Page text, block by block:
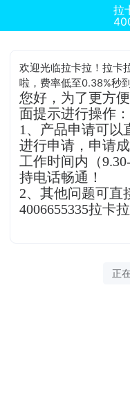
拉
欢迎光临拉卡拉！拉卡
啦，费率低至0.38%秒
您好，为了更方
面提示进行操作：
1、产品申请可以
进行申请，申请
工作时间内（
持电话畅通！
2、其他问题可直
4006655335拉卡
正